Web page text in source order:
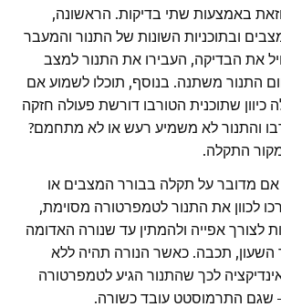
באמצעות שתי בדיקות. הראשונה,
ובתוכניות השונות של התנור והמעבר
את הבדיקה, העבירו את התנור למצב
התנור משתנה. בנוסף, תוכלו לשמוע אם
כיוון שתוכנית הטורבו דורשת פעולה חזקה
והתנור לא משמיע רעש או לא מתחמם?
התקלה.
אם מדובר על תקלה בבורר המצבים או
לכוון את התנור לטמפרטורה מסוימת,
180 מעלות לצורך אפייה ולהמתין עד שנורה האדומה
השעון, תכבה. כאשר הנורה תהיה ללא
אינדיקציה לכך שהתנור הגיע לטמפרטורה
שגם התרמוסטט עובד כשורה.